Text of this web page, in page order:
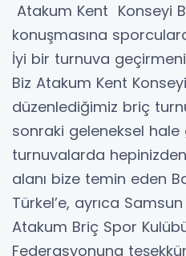
Atakum Kent Konseyi
konuşmasına
İyi bir turnuva
Biz Atakum Kent
düzenlediğimiz briç
sonraki geleneksel
turnuvalarda
alanı bize temin eden
Türkel’e, ayrıca
Atakum Briç Spor
Federasyonuna